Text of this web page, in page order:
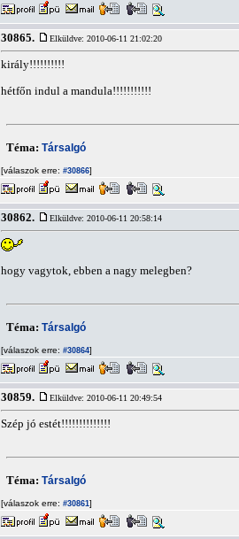
30865. Elküldve: 2010-06-11 21:02:20
király!!!!!!!!!!
hétfőn indul a mandula!!!!!!!!!!!
Téma: Társalgó
[válaszok erre: #30866]
30862. Elküldve: 2010-06-11 20:58:14
hogy vagytok, ebben a nagy melegben?
Téma: Társalgó
[válaszok erre: #30864]
30859. Elküldve: 2010-06-11 20:49:54
Szép jó estét!!!!!!!!!!!!!!
Téma: Társalgó
[válaszok erre: #30861]